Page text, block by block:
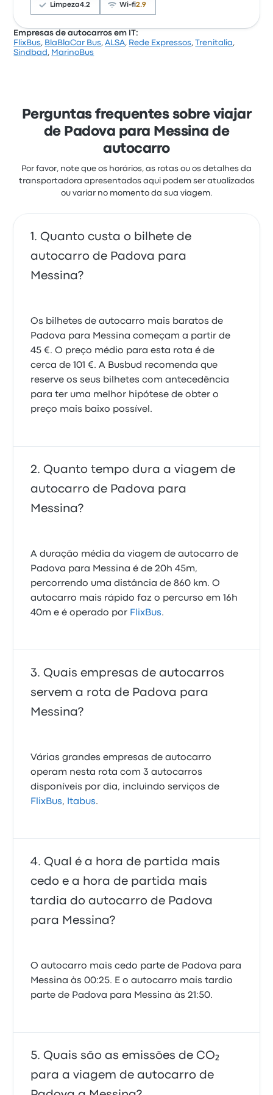
de FlixBus para esta viagem começam em 77 €
Limpeza4.2 Wi-fi2.9
Com base em 1049 avaliações, a empresa foi
de Itabus para esta viagem começam em 45 €
Empresas de autocarros em IT:
FlixBus, BlaBlaCar Bus,ALSA, Rede Expressos,Trenitalia,
Sindbad , MarinoBus
Perguntas frequentes sobre viajar
de Padova para Messina de
autocarro
Por favor, note que os horários, as rotas ou os detalhes da
transportadora apresentados aqui podem ser atualizados
ou variar no momento da sua viagem.
Quanto custa o bilhete de
autocarro de Padova para
Messina?
Os bilhetes de autocarro mais baratos de
Padova para Messina começam a partir de
45 €. O preço médio para esta rota é de
cerca de 101 €. A Busbud recomenda que
reserve os seus bilhetes com antecedência
para ter uma melhor hipótese de obter o
preço mais baixo possível.
Quanto tempo dura a viagem de
autocarro de Padova para
Messina?
A duração média da viagem de autocarro de
Padova para Messina é de 20h 45m,
percorrendo uma distância de 860 km. O
autocarro mais rápido faz o percurso em 16h
40m e é operado por FlixBus.
Quais empresas de autocarros
servem a rota de Padova para
Messina?
Várias grandes empresas de autocarro
operam nesta rota com 3 autocarros
disponíveis por dia, incluindo serviços de
FlixBus, Itabus.
Qual é a hora de partida mais
cedo e a hora de partida mais
tardia do autocarro de Padova
para Messina?
O autocarro mais cedo parte de Padova para
Messina às 00:25. E o autocarro mais tardio
parte de Padova para Messina às 21:50.
Quais são as emissões de CO₂
para a viagem de autocarro de